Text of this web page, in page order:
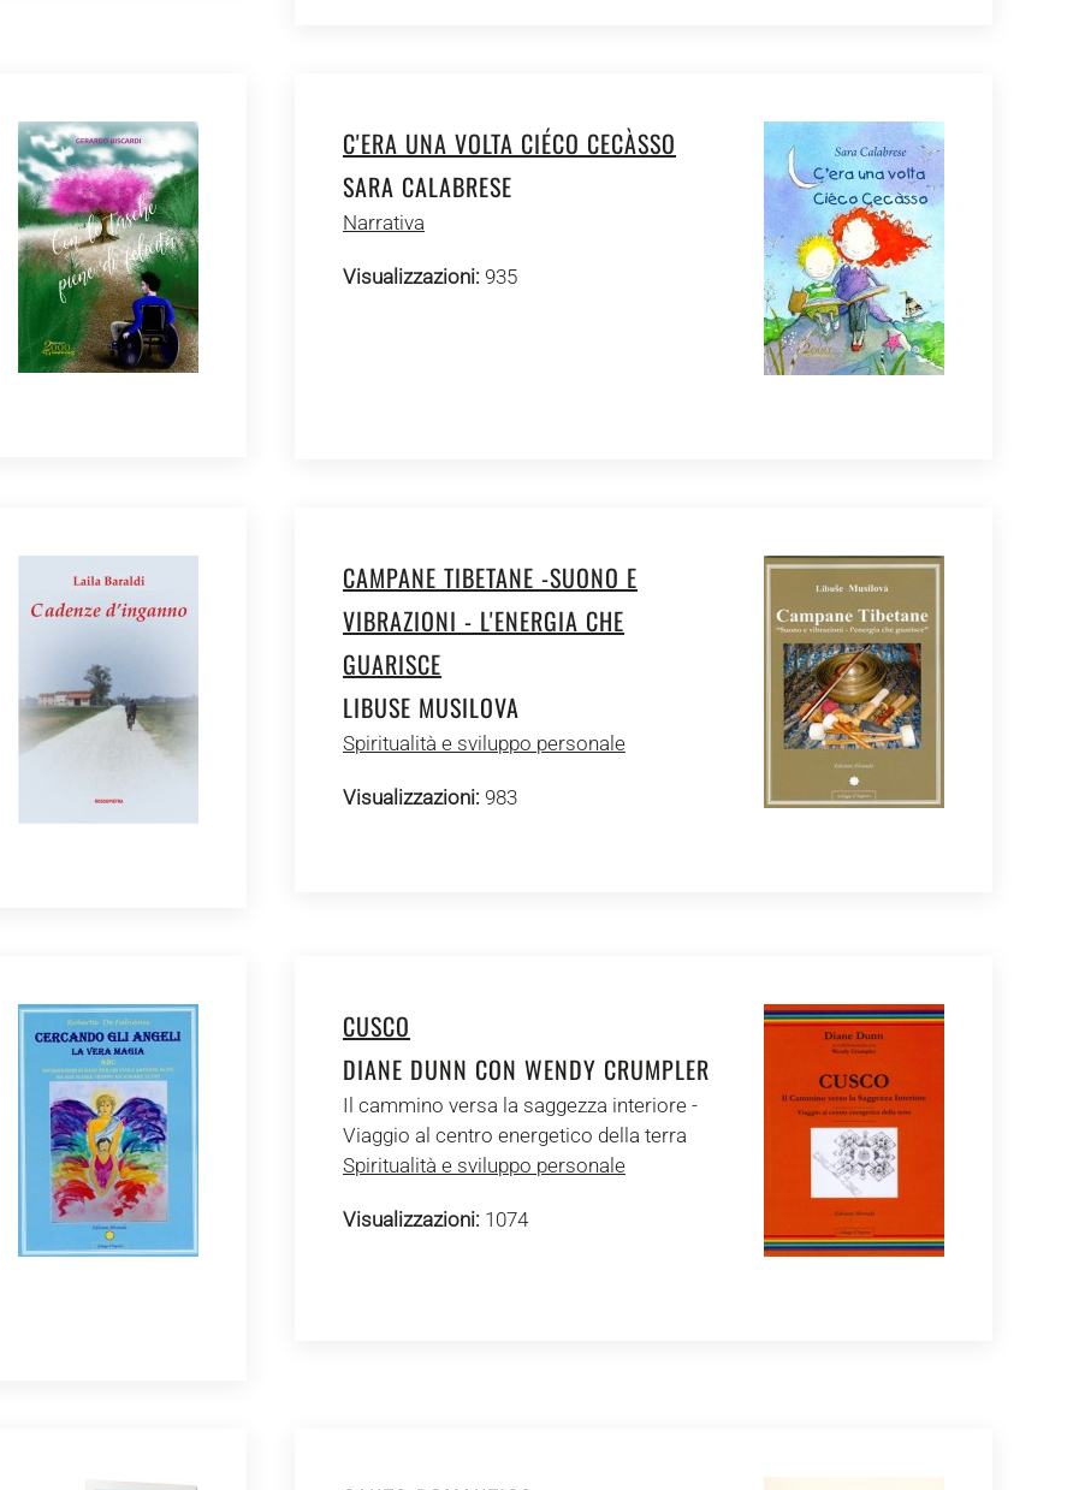
C'ERA UNA VOLTA CIÉCO CECÀSSO
SARA CALABRESE
Narrativa
Visualizzazioni: 935
CAMPANE TIBETANE -SUONO E
VIBRAZIONI - L'ENERGIA CHE
GUARISCE
LIBUSE MUSILOVA
Spiritualità e sviluppo personale
Visualizzazioni: 983
CUSCO
DIANE DUNN CON WENDY CRUMPLER
Il cammino versa la saggezza interiore -
Viaggio al centro energetico della terra
Spiritualità e sviluppo personale
Visualizzazioni: 1074